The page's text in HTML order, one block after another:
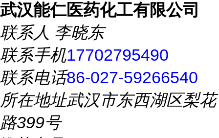
武汉能仁医药化工有限公司
联系人 李晓东
联系手机17702795490
联系电话86-027-59266540
所在地址武汉市东西湖区梨花
路399号